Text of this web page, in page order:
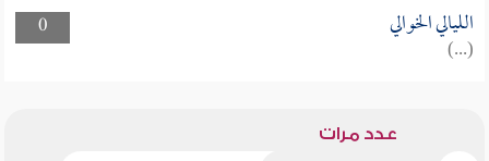
0
الليالي الخوالي
(...)
عدد مرات